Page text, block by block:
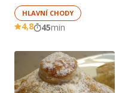
HLAVNÍ CHODY
4,8 45min